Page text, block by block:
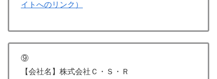
イトへのリンク）
⑨
【会社名】株式会社Ｃ・Ｓ・Ｒ